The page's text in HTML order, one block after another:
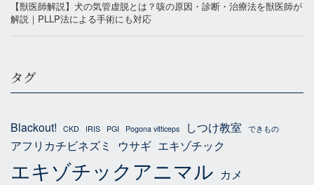
【獣医師解説】犬の気管虚脱とは？咳の原因・診断・治療法を獣医師が
解説｜PLLP法による手術にも対応
タグ
Blackout! CKD IRIS PGI Pogona vitticeps しつけ教室 できもの
アフリカチビネズミ ウサギ エキゾチック
エキゾチックアニマル カメ